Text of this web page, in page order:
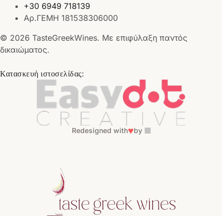
+30 6949 718139
Αρ.ΓΕΜΗ 181538306000
© 2026 TasteGreekWines. Με επιφύλαξη παντός
δικαιώματος.
Κατασκευή ιστοσελίδας:
Redesigned with ♥by